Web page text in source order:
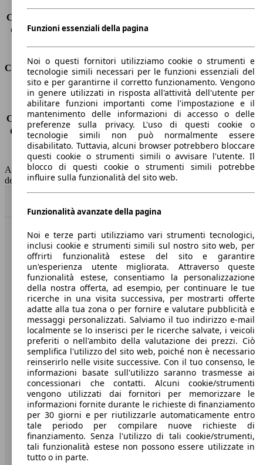
Capacità di traino (senza freni)
Capacità di traino (con freni)
1200 kg
Consumi
Emissioni di CO2*
-
Consumo (urbano)
-
Consumo (extra-urbano) -
Consumo (combinato)*
Classe di emissione
nessuna connessione (0033)
Capacità del serbatoio
-
AutoScout24 non si assume alcuna responsabilità per la correttezza
dei dati.
Benvenuti su AutoScout24, il mercato auto europeo.
Società
A proposito di AutoScout24
Stampa
Media
Condizioni generali
Informazioni
Privacy
Dichiarazione di Accessibilità
Servizi
Area rivenditori
Funzioni essenziali della pagina
Noi o questi fornitori utilizziamo cookie o strumenti e
tecnologie simili necessari per le funzioni essenziali del
sito e per garantirne il corretto funzionamento. Vengono
in genere utilizzati in risposta all'attività dell'utente per
abilitare funzioni importanti come l'impostazione e il
mantenimento delle informazioni di accesso o delle
preferenze sulla privacy. L'uso di questi cookie o
tecnologie simili non può normalmente essere
disabilitato. Tuttavia, alcuni browser potrebbero bloccare
questi cookie o strumenti simili o avvisare l'utente. Il
blocco di questi cookie o strumenti simili potrebbe
influire sulla funzionalità del sito web.
Funzionalità avanzate della pagina
Noi e terze parti utilizziamo vari strumenti tecnologici,
inclusi cookie e strumenti simili sul nostro sito web, per
offrirti funzionalità estese del sito e garantire
un'esperienza utente migliorata. Attraverso queste
funzionalità estese, consentiamo la personalizzazione
della nostra offerta, ad esempio, per continuare le tue
ricerche in una visita successiva, per mostrarti offerte
adatte alla tua zona o per fornire e valutare pubblicità e
messaggi personalizzati. Salviamo il tuo indirizzo e-mail
localmente se lo inserisci per le ricerche salvate, i veicoli
preferiti o nell'ambito della valutazione dei prezzi. Ciò
semplifica l'utilizzo del sito web, poiché non è necessario
reinserirlo nelle visite successive. Con il tuo consenso, le
informazioni basate sull'utilizzo saranno trasmesse ai
concessionari che contatti. Alcuni cookie/strumenti
vengono utilizzati dai fornitori per memorizzare le
informazioni fornite durante le richieste di finanziamento
per 30 giorni e per riutilizzarle automaticamente entro
tale periodo per compilare nuove richieste di
finanziamento. Senza l'utilizzo di tali cookie/strumenti,
tali funzionalità estese non possono essere utilizzate in
tutto o in parte.